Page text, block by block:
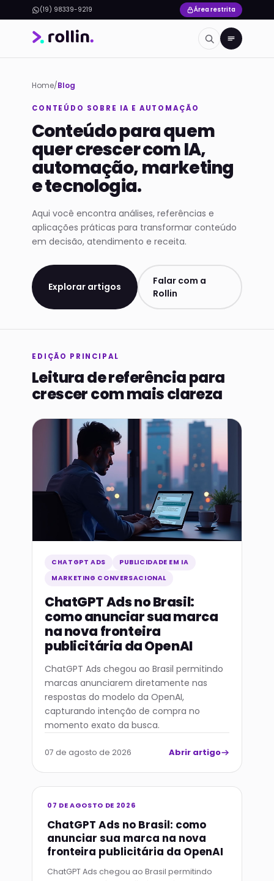
(19) 98339-9219 Área restrita
Home/Blog
CONTEÚDO SOBRE IA E AUTOMAÇÃO
Conteúdo para quem
quer crescer com IA,
automação, marketing
e tecnologia.
Aqui você encontra análises, referências e
aplicações práticas para transformar conteúdo
em decisão, atendimento e receita.
Explorar artigos
Falar com a
Rollin
EDIÇÃO PRINCIPAL
Leitura de referência para
crescer com mais clareza
CHATGPT ADS
PUBLICIDADE EM IA
MARKETING CONVERSACIONAL
ChatGPT Ads no Brasil:
como anunciar sua marca
na nova fronteira
publicitária da OpenAI
ChatGPT Ads chegou ao Brasil permitindo
marcas anunciarem diretamente nas
respostas do modelo da OpenAI,
capturando intenção de compra no
momento exato da busca.
07 de agosto de 2026 Abrir artigo
07 DE AGOSTO DE 2026
ChatGPT Ads no Brasil: como
anunciar sua marca na nova
fronteira publicitária da OpenAI
ChatGPT Ads chegou ao Brasil permitindo